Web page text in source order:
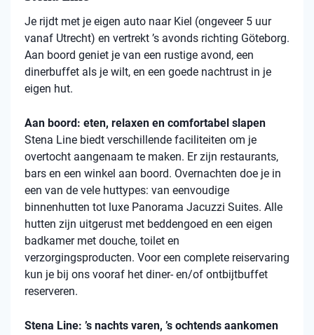
Je rijdt met je eigen auto naar Kiel (ongeveer 5 uur
vanaf Utrecht) en vertrekt ’s avonds richting Göteborg.
Aan boord geniet je van een rustige avond, een
dinerbuffet als je wilt, en een goede nachtrust in je
eigen hut.
Aan boord: eten, relaxen en comfortabel slapen
Stena Line biedt verschillende faciliteiten om je
overtocht aangenaam te maken. Er zijn restaurants,
bars en een winkel aan boord. Overnachten doe je in
een van de vele huttypes: van eenvoudige
binnenhutten tot luxe Panorama Jacuzzi Suites. Alle
hutten zijn uitgerust met beddengoed en een eigen
badkamer met douche, toilet en
verzorgingsproducten. Voor een complete reiservaring
kun je bij ons vooraf het diner- en/of ontbijtbuffet
reserveren.
Stena Line: ’s nachts varen, ’s ochtends aankomen